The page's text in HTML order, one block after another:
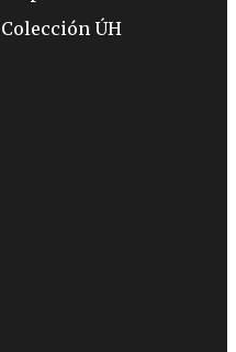
Colección ÚH